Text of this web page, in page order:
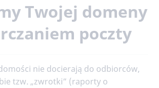
Twojej domeny
poczty
nie docierają do odbiorców,
tzw. „zwrotki” (raporty o